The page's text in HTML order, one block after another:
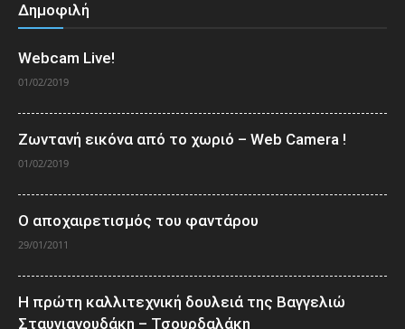
Δημοφιλή
Webcam Live!
01/02/2019
Ζωντανή εικόνα από το χωριό – Web Camera !
01/02/2019
Ο αποχαιρετισμός του φαντάρου
29/01/2011
Η πρώτη καλλιτεχνική δουλειά της Βαγγελιώ
Σταυγιανουδάκη – Τσουρδαλάκη